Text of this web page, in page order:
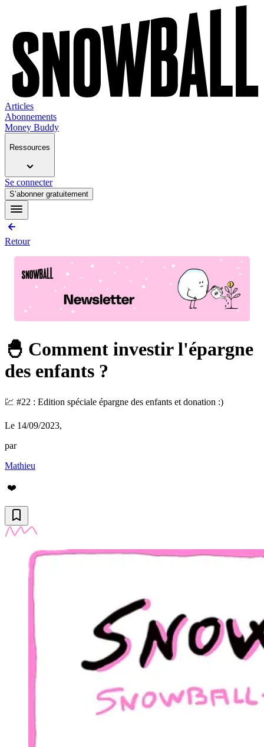
Articles
Abonnements
Money Buddy
Ressources
Se connecter
S’abonner gratuitement
Retour
🐣 Comment investir l'épargne
des enfants ?
💹 #22 : Edition spéciale épargne des enfants et donation :)
Le 14/09/2023,
par
Mathieu
❤️